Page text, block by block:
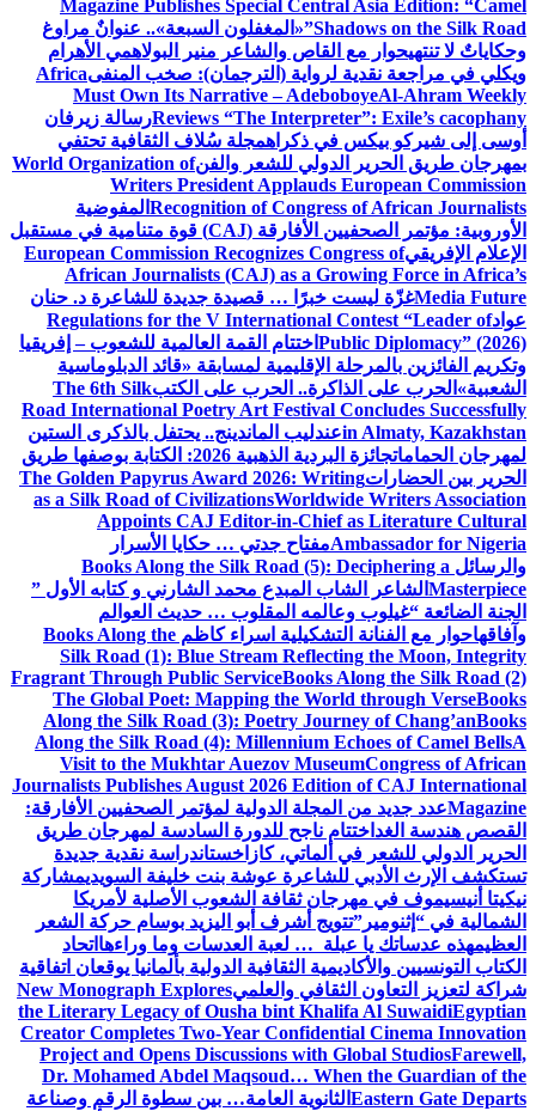
Magazine Publishes Special Central Asia Edition: “Camel
Shadows on the Silk Road” «المغفلون السبعة».. عنوانٌ مراوغ
وحكاياتٌ لا تنتهيحوار مع القاص والشاعر منير البولاهمي الأهرام
ويكلي في مراجعة نقدية لرواية (الترجمان): صخب المنفىAfrica
Must Own Its Narrative – AdeboboyeAl-Ahram Weekly
Reviews “The Interpreter”: Exile’s cacophanyرسالة زيرفان
أوسى إلى شيركو بيكس في ذكراهمجلة سُلاف الثقافية تحتفي
بمهرجان طريق الحرير الدولي للشعر والفنWorld Organization of
Writers President Applauds European Commission
Recognition of Congress of African Journalists المفوضية
الأوروبية: مؤتمر الصحفيين الأفارقة (CAJ) قوة متنامية في مستقبل
الإعلام الإفريقيEuropean Commission Recognizes Congress of
African Journalists (CAJ) as a Growing Force in Africa’s
Media Futureغزّة ليست خبرًا … قصيدة جديدة للشاعرة د. حنان
عوادRegulations for the V International Contest “Leader of
Public Diplomacy” (2026) اختتام القمة العالمية للشعوب – إفريقيا
وتكريم الفائزين بالمرحلة الإقليمية لمسابقة «قائد الدبلوماسية
الشعبية» الحرب على الذاكرة.. الحرب على الكتبThe 6th Silk
Road International Poetry Art Festival Concludes Successfully
in Almaty, Kazakhstanعندليب الماندينج.. يحتفل بالذكرى الستين
لمهرجان الحمامات
جائزة البردية الذهبية 2026: الكتابة بوصفها طريق
الحرير بين الحضاراتThe Golden Papyrus Award 2026: Writing
as a Silk Road of CivilizationsWorldwide Writers Association
Appoints CAJ Editor-in-Chief as Literature Cultural
Ambassador for Nigeriaمفتاح جدتي … حكايا الأسرار
والرسائل Books Along the Silk Road (5): Deciphering a
Masterpiece الشاعر الشاب المبدع محمد الشارني و كتابه الأول ”
الجنة الضائعة “غيلوب وعالمه المقلوب … حديث العوالم
وآفاقهاحوار مع الفنانة التشكيلية اسراء كاظم Books Along the
Silk Road (1): Blue Stream Reflecting the Moon, Integrity
Fragrant Through Public ServiceBooks Along the Silk Road (2)
The Global Poet: Mapping the World through VerseBooks
Along the Silk Road (3): Poetry Journey of Chang’anBooks
Along the Silk Road (4): Millennium Echoes of Camel BellsA
Visit to the Mukhtar Auezov MuseumCongress of African
Journalists Publishes August 2026 Edition of CAJ International
Magazineعدد جديد من المجلة الدولية لمؤتمر الصحفيين الأفارقة:
القصص هندسة الغد اختتام ناجح للدورة السادسة لمهرجان طريق
الحرير الدولي للشعر في ألماتي، كازاخستاندراسة نقدية جديدة
تستكشف الإرث الأدبي للشاعرة عوشة بنت خليفة السويديمشاركة
نيكيتا أنيسيموف في مهرجان ثقافة الشعوب الأصلية لأمريكا
الشمالية في “إثنومير”تتويج أشرف أبو اليزيد بوسام حركة الشعر
العظيمهذه عدساتك يا عبلة … لعبة العدسات وما وراءها اتحاد
الكتاب التونسيين والأكاديمية الثقافية الدولية بألمانيا يوقعان اتفاقية
شراكة لتعزيز التعاون الثقافي والعلميNew Monograph Explores
the Literary Legacy of Ousha bint Khalifa Al SuwaidiEgyptian
Creator Completes Two-Year Confidential Cinema Innovation
Project and Opens Discussions with Global StudiosFarewell,
Dr. Mohamed Abdel Maqsoud… When the Guardian of the
Eastern Gate Departs الثانوية العامة… بين سطوة الرقم وصناعة